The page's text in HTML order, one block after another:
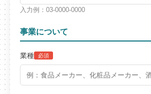
入力例：03-0000-0000
事業について
業種 必須